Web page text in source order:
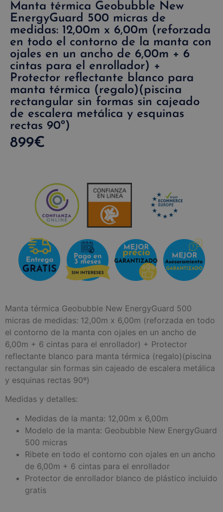
Manta térmica Geobubble New
EnergyGuard 500 micras de
medidas: 12,00m x 6,00m (reforzada
en todo el contorno de la manta con
ojales en un ancho de 6,00m + 6
cintas para el enrollador) +
Protector reflectante blanco para
manta térmica (regalo)(piscina
rectangular sin formas sin cajeado
de escalera metálica y esquinas
rectas 90º)
899€
Manta térmica Geobubble New EnergyGuard 500
micras de medidas: 12,00m x 6,00m (reforzada en todo
el contorno de la manta con ojales en un ancho de
6,00m + 6 cintas para el enrollador) + Protector
reflectante blanco para manta térmica (regalo)(piscina
rectangular sin formas sin cajeado de escalera metálica
y esquinas rectas 90º)
Medidas y detalles:
Medidas de la manta: 12,00m x 6,00m
Modelo de la manta: Geobubble New EnergyGuard
500 micras
Ribete en todo el contorno con ojales en un ancho
de 6,00m + 6 cintas para el enrollador
Protector de enrollador blanco de plástico incluido
gratis